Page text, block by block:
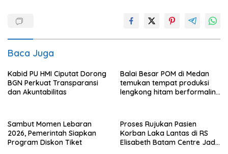
Baca Juga
Kabid PU HMI Ciputat Dorong
BGN Perkuat Transparansi
dan Akuntabilitas
Balai Besar POM di Medan
temukan tempat produksi
lengkong hitam berformalin
Sambut Momen Lebaran
2026, Pemerintah Siapkan
Program Diskon Tiket
Proses Rujukan Pasien
Korban Laka Lantas di RS
Elisabeth Batam Centre Jadi